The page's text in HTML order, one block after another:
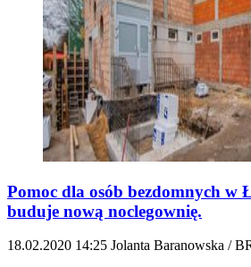
Pomoc dla osób bezdomnych w
buduje nową noclegownię.
18.02.2020 14:25 Jolanta Baranowska /